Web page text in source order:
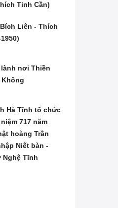
Tinh Cần)
Liên - Thích
nơi Thiền
Không
Hà Tĩnh tổ chức
717 năm
hoàng Trần
Niết bàn -
Nghệ Tĩnh